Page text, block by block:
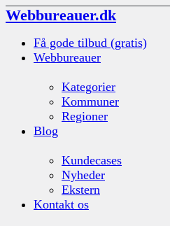
Webbureauer.dk
Få gode tilbud (gratis)
Webbureauer
Kategorier
Kommuner
Regioner
Blog
Kundecases
Nyheder
Ekstern
Kontakt os